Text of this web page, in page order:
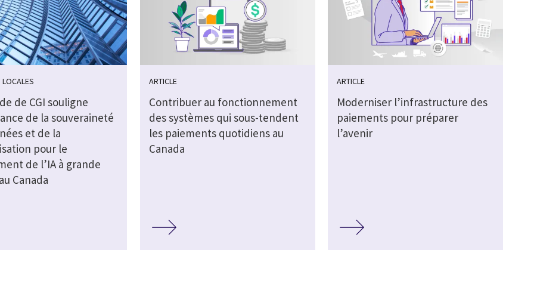
LOCALES
de CGI souligne
de la souveraineté
et de la
pour le
de l’IA à grande
Canada
ARTICLE
Contribuer au fonctionnement
des systèmes qui sous-tendent
les paiements quotidiens au
Canada
ARTICLE
Moderniser l’infrastructure des
paiements pour préparer
l’avenir